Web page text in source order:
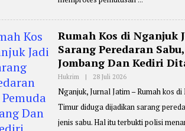
R
E
:
M
A
S
O
Rumah Kos di Nganjuk
Sarang Peredaran
Jombang Dan Kediri
Hukrim | 28 Juli 2026O
E
R
E
P
Nganjuk, Jurnal Jatim – Rumah kos di
Timur diduga dijadikan sarang
jenis sabu. Hal itu terbukti polisi